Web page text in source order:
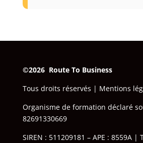
©2026 Route To Business‎
Tous droits réservés | Mentions
Organisme de formation déclaré
82691330669
SIREN : 511209181 – APE : 8559A ‎|